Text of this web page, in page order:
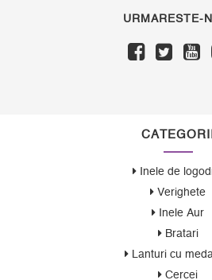
URMARESTE-
CATEGORII
Inele de
Verighete
Inele Aur
Bratari
Lanturi cu
Cercei